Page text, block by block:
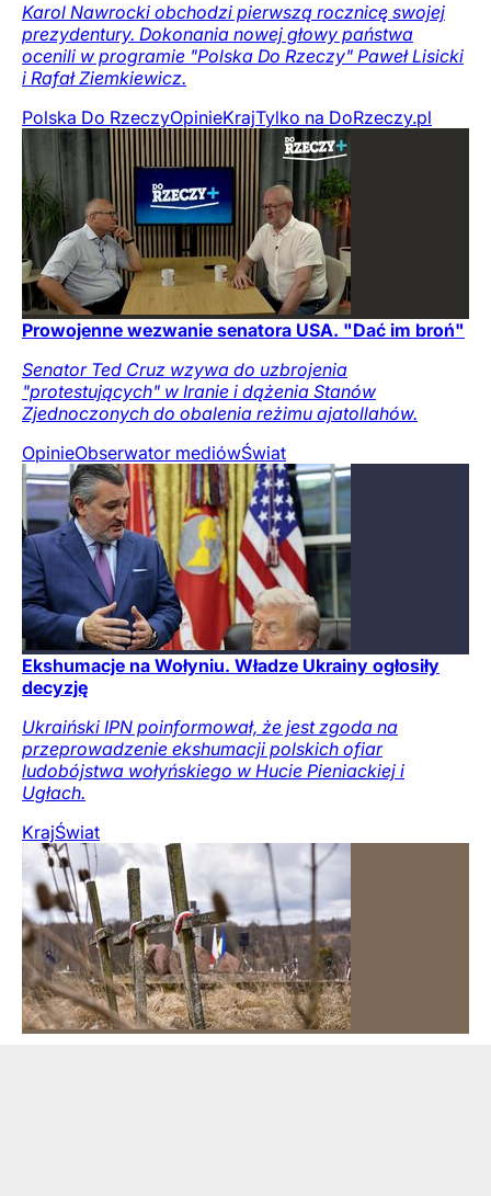
Karol Nawrocki obchodzi pierwszą rocznicę swojej
prezydentury. Dokonania nowej głowy państwa
ocenili w programie "Polska Do Rzeczy" Paweł Lisicki
i Rafał Ziemkiewicz.
Polska Do RzeczyOpinieKrajTylko na DoRzeczy.pl
Prowojenne wezwanie senatora USA. "Dać im broń"
Senator Ted Cruz wzywa do uzbrojenia
"protestujących" w Iranie i dążenia Stanów
Zjednoczonych do obalenia reżimu ajatollahów.
OpinieObserwator mediówŚwiat
Ekshumacje na Wołyniu. Władze Ukrainy ogłosiły
decyzję
Ukraiński IPN poinformował, że jest zgoda na
przeprowadzenie ekshumacji polskich ofiar
ludobójstwa wołyńskiego w Hucie Pieniackiej i
Ugłach.
KrajŚwiat